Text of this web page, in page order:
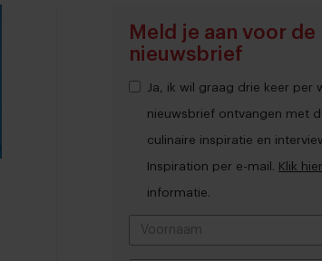
Meld je aan voor de
nieuwsbrief
Ja, ik wil graag drie keer per
nieuwsbrief ontvangen met
culinaire inspiratie en
Inspiration per e-mail. Klik hier
informatie.